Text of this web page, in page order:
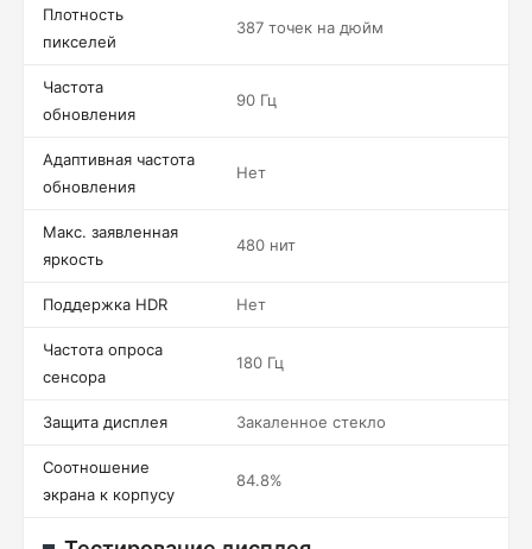
Плотность
пикселей
387 точек на дюйм
Частота
обновления
90 Гц
Адаптивная частота
обновления
Нет
Макс. заявленная
яркость
480 нит
Поддержка HDR Нет
Частота опроса
сенсора
180 Гц
Защита дисплея Закаленное стекло
Соотношение
экрана к корпусу
84.8%